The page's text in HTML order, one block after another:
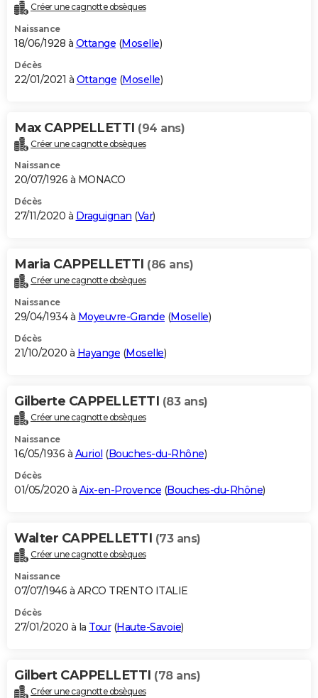
Créer une cagnotte obsèques
Naissance
18/06/1928 à Ottange (Moselle)
Décès
22/01/2021 à Ottange (Moselle)
Max CAPPELLETTI (94 ans)
Créer une cagnotte obsèques
Naissance
20/07/1926 à MONACO
Décès
27/11/2020 à Draguignan (Var)
Maria CAPPELLETTI (86 ans)
Créer une cagnotte obsèques
Naissance
29/04/1934 à Moyeuvre-Grande (Moselle)
Décès
21/10/2020 à Hayange (Moselle)
Gilberte CAPPELLETTI (83 ans)
Créer une cagnotte obsèques
Naissance
16/05/1936 à Auriol (Bouches-du-Rhône)
Décès
01/05/2020 à Aix-en-Provence (Bouches-du-Rhône)
Walter CAPPELLETTI (73 ans)
Créer une cagnotte obsèques
Naissance
07/07/1946 à ARCO TRENTO ITALIE
Décès
27/01/2020 à la Tour(Haute-Savoie)
Gilbert CAPPELLETTI (78 ans)
Créer une cagnotte obsèques